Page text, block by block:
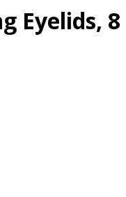
Eyelids, 8